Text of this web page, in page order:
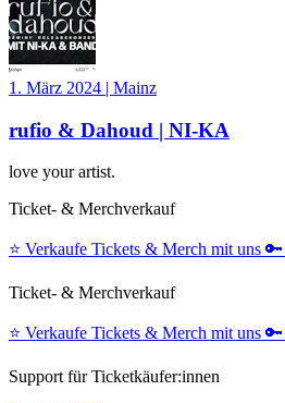
1. März 2024 | Mainz
rufio & Dahoud | NI-KA
love your artist.
Ticket- & Merchverkauf
⭐️ Verkaufe Tickets & Merch mit uns 🔑
Ticket- & Merchverkauf
⭐️ Verkaufe Tickets & Merch mit uns 🔑
Support für Ticketkäufer:innen